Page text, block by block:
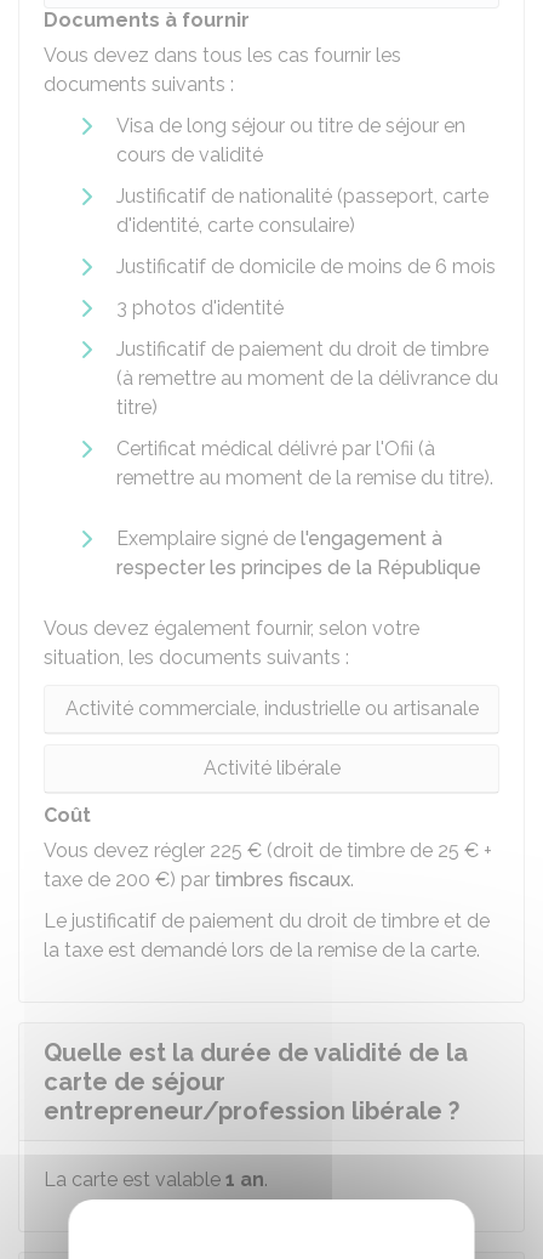
Documents à fournir
Vous devez dans tous les cas fournir les
documents suivants :
Visa de long séjour ou titre de séjour en
cours de validité
Justificatif de nationalité (passeport, carte
d'identité, carte consulaire)
Justificatif de domicile de moins de 6 mois
3 photos d'identité
Justificatif de paiement du droit de timbre
(à remettre au moment de la délivrance du
titre)
Certificat médical délivré par l'Ofii (à
remettre au moment de la remise du titre).
Exemplaire signé de l'engagement à
respecter les principes de la République
Vous devez également fournir, selon votre
situation, les documents suivants :
Activité commerciale, industrielle ou artisanale
Activité libérale
Coût
Vous devez régler 225 € (droit de timbre de 25 € +
taxe de 200 €) par timbres fiscaux.
Le justificatif de paiement du droit de timbre et de
la taxe est demandé lors de la remise de la carte.
Quelle est la durée de validité de la
carte de séjour
entrepreneur/profession libérale ?
La carte est valable 1 an.